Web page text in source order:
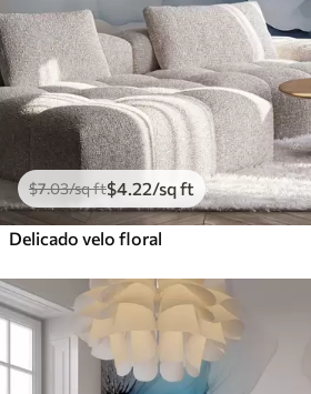
$7.03/sq ft$4 .22/sq ft
Delicado velo floral